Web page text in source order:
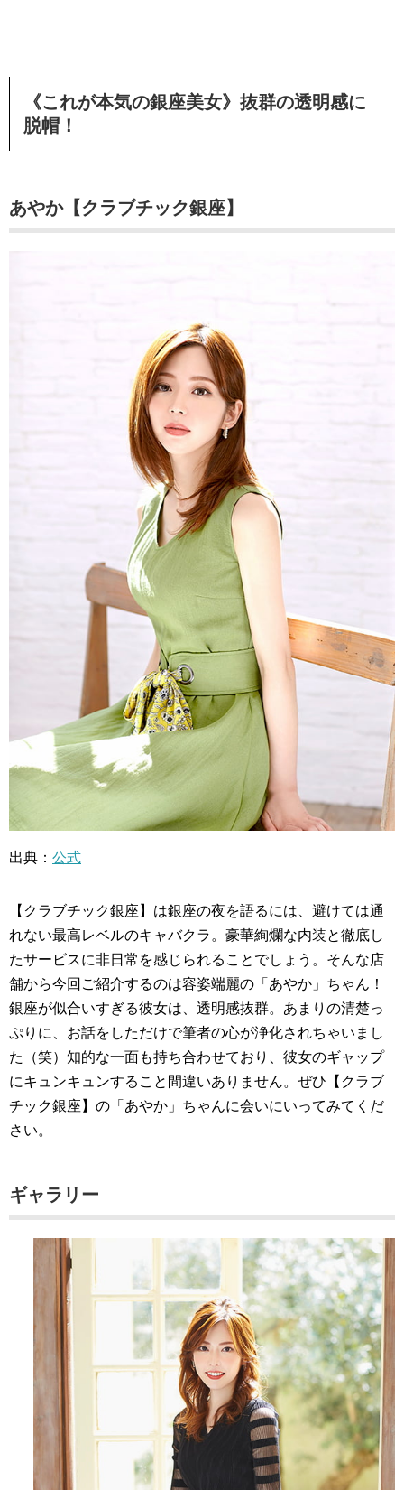
《これが本気の銀座美女》抜群の透明感に
脱帽！
あやか【クラブチック銀座】
出典： 公式
【クラブチック銀座】は銀座の夜を語るには、避けては通
れない最高レベルのキャバクラ。豪華絢爛な内装と徹底し
たサービスに非日常を感じられることでしょう。そんな店
舗から今回ご紹介するのは容姿端麗の「あやか」ちゃん！
銀座が似合いすぎる彼女は、透明感抜群。あまりの清楚っ
ぷりに、お話をしただけで筆者の心が浄化されちゃいまし
た（笑）知的な一面も持ち合わせており、彼女のギャップ
にキュンキュンすること間違いありません。ぜひ【クラブ
チック銀座】の「あやか」ちゃんに会いにいってみてくだ
さい。
ギャラリー